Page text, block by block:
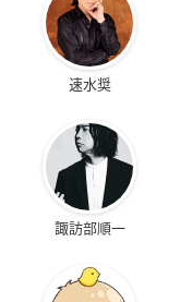
速水奨
諏訪部順一